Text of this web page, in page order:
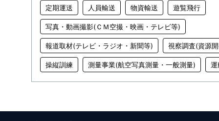
定期運送 人員輸送 物資輸送 遊覧飛行
写真・動画撮影(ＣＭ空撮・映画・テレビ等)
報道取材(テレビ・ラジオ・新聞等) 視察調査(資源
操縦訓練 測量事業(航空写真測量・一般測量) 運